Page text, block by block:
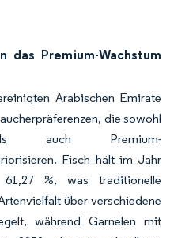
das Premium-Wachstum
Arabischen Emirate
die sowohl
als auch Premium-
Fisch hält im Jahr
%, was traditionelle
über verschiedene
während Garnelen mit